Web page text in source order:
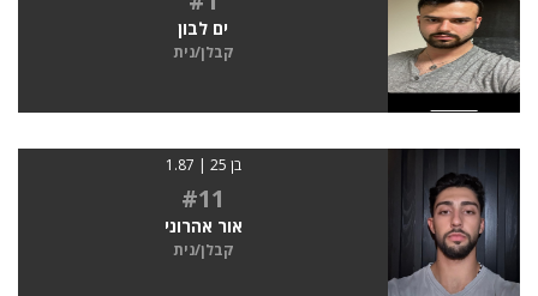
ים לבון
קבלן/נית
בן 25 | 1.87
#11
אור אהרוני
קבלן/נית